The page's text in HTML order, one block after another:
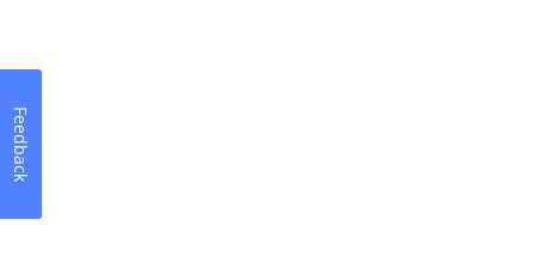
Feedback